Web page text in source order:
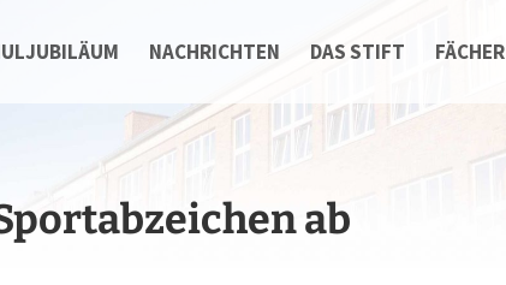
NACHRICHTEN DAS STIFT FÄCHER
ab